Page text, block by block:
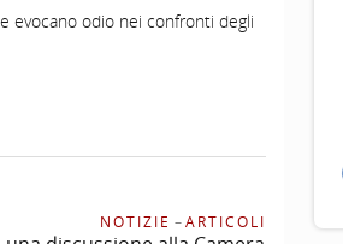
evocano odio nei confronti degli
NOTIZIE –ARTICOLI